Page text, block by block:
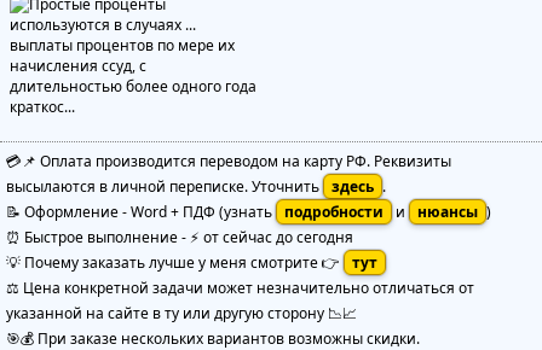
💳📌 Оплата производится переводом на карту РФ. Реквизиты
высылаются в личной переписке. Уточнить здесь .
📝 Оформление-Word + ПДФ (узнать подробности и нюансы )
⏰ Быстрое выполнение- ⚡ от сейчас до сегодня
💡 Почему заказать лучше у меня смотрите 👉
тут
⚖️ Цена конкретной задачи может незначительно отличаться от
указанной на сайте в ту или другую сторону 📉📈
🎯💰 При заказе нескольких вариантов возможны скидки.